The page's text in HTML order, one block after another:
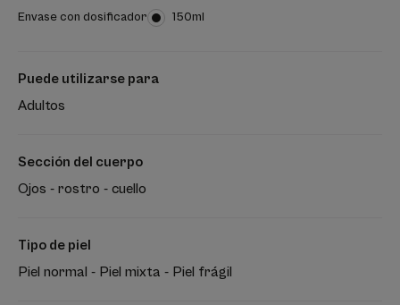
Envase con dosificador
Envase
150ml
Puede utilizarse para
Adultos
Sección del cuerpo
Ojos - rostro - cuello
Tipo de piel
Piel normal - Piel mixta - Piel frágil